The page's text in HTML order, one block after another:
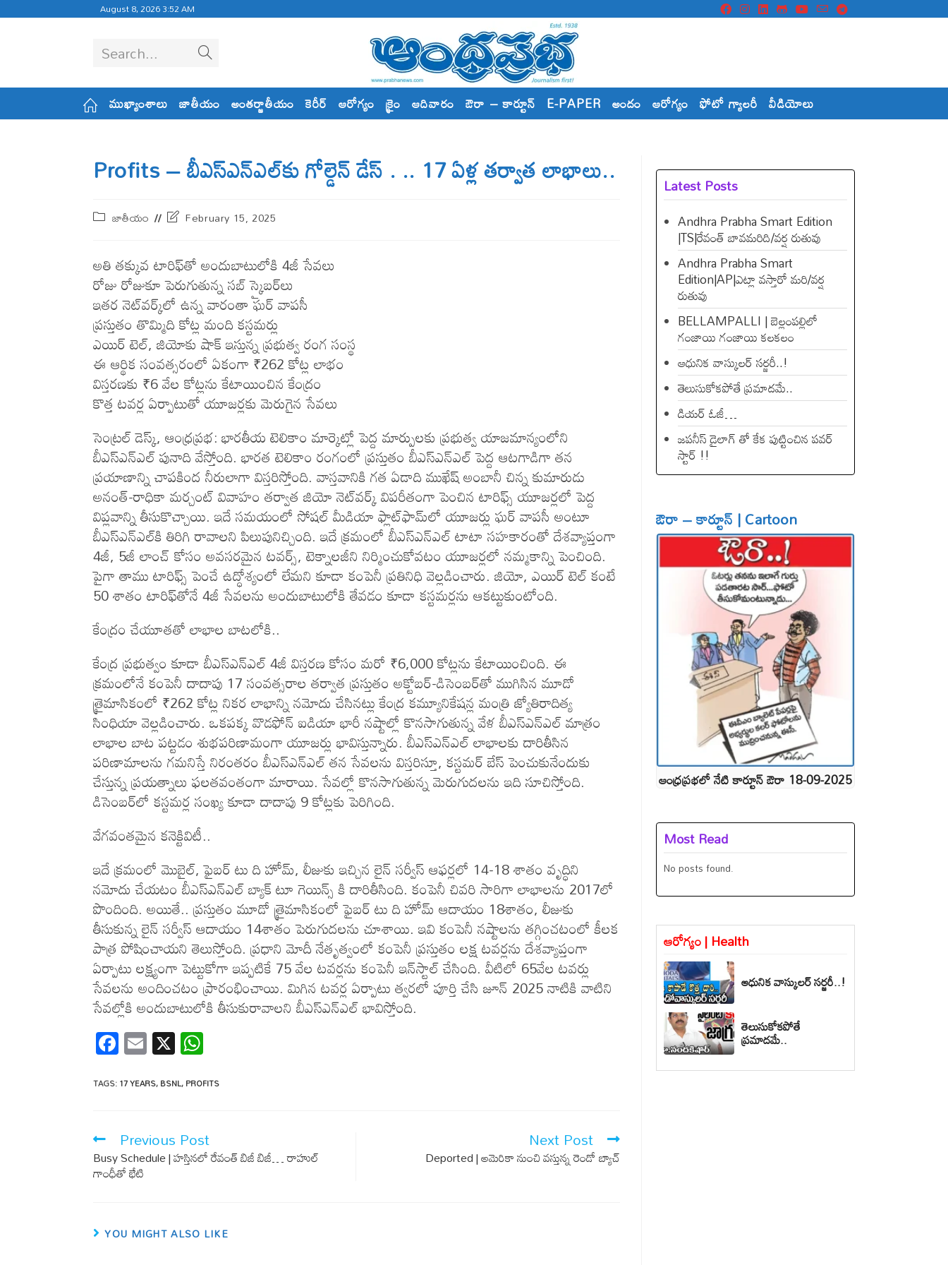
August 8, 2026 3:52 AM
Search...
ముఖ్యాంశాలు జాతీయం అంతర్జాతీయం కెరీర్ ఆరోగ్యం క్రైం ఆదివారం ఔరా – కార్టూన్ E-PAPER అందం ఆరోగ్యం ఫోటో గ్యాలరీ వీడియోలు
Profits – బీఎస్​ఎన్​ఎల్​కు గోల్డెన్​ డేస్​ . .. 17 ఏళ్ల త‌ర్వాత లాభాలు..
జాతీయం February 15, 2025
అతి త‌క్కువ టారిఫ్‌తో అందుబాటులోకి 4జీ సేవ‌లు
రోజు రోజుకూ పెరుగుతున్న స‌బ్ స్క్రైబ‌ర్‌లు
ఇత‌ర నెట్‌వ‌ర్క్‌లో ఉన్న వారంతా ఘ‌ర్ వాప‌సీ
ప్ర‌స్తుతం తొమ్మిది కోట్ల మంది క‌స్ట‌మ‌ర్లు
ఎయిర్ టెల్, జియోకు షాక్ ఇస్తున్న ప్ర‌భుత్వ రంగ సంస్థ‌
ఈ ఆర్థిక సంవ‌త్స‌రంలో ఏకంగా ₹262 కోట్ల లాభం
విస్తరణకు ₹6 వేల కోట్లను కేటాయించిన కేంద్రం
కొత్త టవర్ల ఏర్పాటుతో యూజర్లకు మెరుగైన సేవలు
సెంట్రల్​ డెస్క్​, ఆంధ్రప్రభ: భారతీయ టెలికాం మార్కెట్లో పెద్ద మార్పులకు ప్రభుత్వ యాజమాన్యంలోని
బీఎస్ఎన్ఎల్ పునాది వేస్తోంది. భారత‌ టెలికాం రంగంలో ప్రస్తుతం బీఎస్ఎన్ఎల్ పెద్ద ఆటగాడిగా తన
ప్రయాణాన్ని చాపకింద నీరులాగా విస్తరిస్తోంది. వాస్తవానికి గత ఏడాది ముఖేష్ అంబానీ చిన్న కుమారుడు
అనంత్-రాధికా మర్చంట్ వివాహం తర్వాత జియో నెట్‌వ‌ర్క్ విప‌రీతంగా పెంచిన టారిఫ్స్‌ యూజర్లలో పెద్ద
విప్లవాన్ని తీసుకొచ్చాయి. ఇదే సమ‌యంలో సోషల్ మీడియా ఫ్లాట్‌ఫామ్‌లో యూజర్లు ఘర్ వాపసీ అంటూ
బీఎస్ఎన్ఎల్‌కి తిరిగి రావాలని పిలుపునిచ్చింది. ఇదే క్రమంలో బీఎస్ఎన్ఎల్ టాటా సహకారంతో దేశవ్యాప్తంగా
4జీ, 5జీ లాంచ్ కోసం అవసరమైన టవర్స్, టెక్నాలజీని నిర్మించుకోవటం యూజర్లలో నమ్మకాన్ని పెంచింది.
పైగా తాము టారిఫ్స్ పెంచే ఉద్ధోశ్యంలో లేమని కూడా కంపెనీ ప్రతినిధి వెల్లడించారు. జియో, ఎయిర్ టెల్ కంటే
50 శాతం టారిఫ్‌తోనే 4జీ సేవ‌ల‌ను అందుబాటులోకి తేవ‌డం కూడా క‌స్ట‌మ‌ర్ల‌ను ఆక‌ట్టుకుంటోంది.
కేంద్రం చేయూత‌తో లాభాల బాట‌లోకి..
కేంద్ర ప్ర‌భుత్వం కూడా బీఎస్ఎన్ఎల్ 4జీ విస్తరణ కోసం మరో ₹6,000 కోట్లను కేటాయించింది. ఈ
క్రమంలోనే కంపెనీ దాదాపు 17 సంవత్సరాల తర్వాత ప్రస్తుతం అక్టోబర్-డిసెంబర్​తో ముగిసిన మూడో
త్రైమాసికంలో ₹262 కోట్ల నికర లాభాన్ని నమోదు చేసినట్లు కేంద్ర కమ్యూనికేషన్ల మంత్రి జ్యోతిరాదిత్య
సింధియా వెల్లడించారు. ఒకపక్క వొడఫోన్ ఐడియా భారీ నష్టాల్లో కొనసాగుతున్న వేళ బీఎస్ఎన్ఎల్ మాత్రం
లాభాల బాట పట్టడం శుభపరిణామంగా యూజర్లు భావిస్తున్నారు. బీఎస్ఎన్ఎల్ లాభాలకు దారితీసిన
పరిణామాలను గమనిస్తే నిరంతరం బీఎస్ఎన్ఎల్ తన సేవలను విస్తరిస్తూ, కస్టమర్ బేస్ పెంచుకునేందుకు
చేస్తున్న ప్రయత్నాలు ఫలతవంతంగా మారాయి. సేవల్లో కొనసాగుతున్న మెరుగుదలను ఇది సూచిస్తోంది.
డిసెంబర్‌లో కస్టమర్ల సంఖ్య కూడా దాదాపు 9 కోట్లకు పెరిగింది.
వేగవంతమైన కనెక్టివిటీ..
ఇదే క్రమంలో మొబైల్, ఫైబర్ టు ది హోమ్, లీజుకు ఇచ్చిన లైన్ సర్వీస్ ఆఫర్లలో 14-18 శాతం వృద్ధిని
నమోదు చేయటం బీఎస్ఎన్ఎల్ బ్యాక్ టూ గెయిన్స్ కి దారితీసింది. కంపెనీ చివరి సారిగా లాభాలను 2017లో
పొందింది. అయితే.. ప్రస్తుతం మూడో త్రైమాసికంలో ఫైబర్ టు ది హోమ్ ఆదాయం 18శాతం, లీజుకు
తీసుకున్న లైన్ సర్వీస్ ఆదాయం 14శాతం పెరుగుదలను చూశాయి. ఇవి కంపెనీ నష్టాలను తగ్గించటంలో కీలక
పాత్ర పోషించాయని తెలుస్తోంది. ప్రధాని మోదీ నేతృత్వంలో కంపెనీ ప్రస్తుతం లక్ష టవర్లను దేశవ్యాప్తంగా
ఏర్పాటు లక్ష్యంగా పెట్టుకోగా ఇప్పటికే 75 వేల టవర్లను కంపెనీ ఇన్​స్టాల్​ చేసింది. వీటిలో 65వేల టవర్లు
సేవలను అందించటం ప్రారంభించాయి. మిగిన టవర్ల ఏర్పాటు త్వరలో పూర్తి చేసి జూన్ 2025 నాటికి వాటిని
సేవల్లోకి అందుబాటులోకి తీసుకురావాలని బీఎస్ఎన్ఎల్ భావిస్తోంది.
F
ac
e
o
o
k
E
m
ail
X
at
A
p
TAGS:17 YEARS,BSNL,PROFITS
Previous Post
Busy Schedule | హస్తినలో రేవంత్ బిజీ బిజీ… రాహుల్
గాంధీతో భేటి
Next Post
Deported | అమెరికా నుంచి వ‌స్తున్న‌ రెండో బ్యాచ్
YOU MIGHT ALSO LIKE
Latest Posts
Andhra Prabha Smart Edition
|TS|రేవంత్​ బావమరిది/వర్ష రుతువు
Andhra Prabha Smart
Edition|AP|ఎట్లా వస్తారో మరి/వర్ష
రుతువు
BELLAMPALLI | బెల్లంపల్లిలో
గంజాయి గంజాయి కలకలం
ఆధునిక వాస్కులర్ సర్జరీ..!
తెలుసుకోకపోతే ప్రమాదమే..
డియ‌ర్ ఓజీ…
జపనీస్ డైలాగ్ తో కేక పుట్టించిన ప‌వ‌ర్
స్టార్ !!
ఔరా – కార్టూన్ | Cartoon
ఆంధ్రప్రభలో నేటి కార్టూన్ ఔరా 18-09-2025
Most Read
No posts found.
ఆరోగ్యం | Health
ఆధునిక వాస్కులర్ సర్జరీ..!
తెలుసుకోకపోతే
ప్రమాదమే..